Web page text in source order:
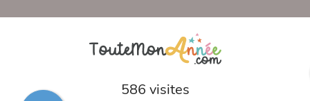
586 visites